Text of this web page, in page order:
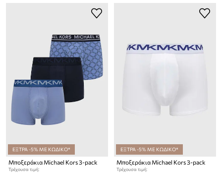
ΕΞΤΡΑ -5% ΜΕ ΚΩΔΙΚΟ*
Μποξεράκια Michael Kors 3-pack
Τρέχουσα τιμή:
ΕΞΤΡΑ -5% ΜΕ ΚΩΔΙΚΟ*
Μποξεράκια Michael Kors 3-pack
Τρέχουσα τιμή: